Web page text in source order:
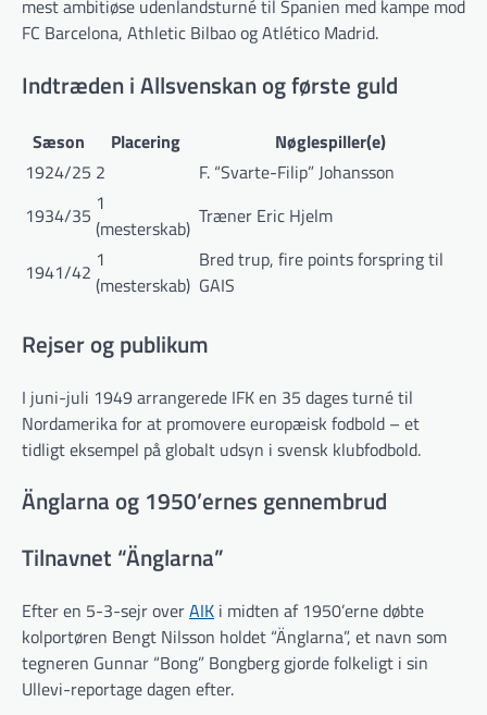
mest ambitiøse udenlandsturné til Spanien med kampe mod
FC Barcelona, Athletic Bilbao og Atlético Madrid.
Indtræden i Allsvenskan og første guld
Sæson Placering
Nøglespiller(e)
1924/25 2
F. “Svarte-Filip” Johansson
1934/35 1
(mesterskab) Træner Eric Hjelm
1941/42 1
(mesterskab)
Bred trup, fire points forspring til
GAIS
Rejser og publikum
I juni-juli 1949 arrangerede IFK en 35 dages turné til
Nordamerika for at promovere europæisk fodbold – et
tidligt eksempel på globalt udsyn i svensk klubfodbold.
Änglarna og 1950’ernes gennembrud
Tilnavnet “Änglarna”
Efter en 5-3-sejr overAIK i midten af 1950’erne døbte
kolportøren Bengt Nilsson holdet “Änglarna”, et navn som
tegneren Gunnar “Bong” Bongberg gjorde folkeligt i sin
Ullevi-reportage dagen efter.